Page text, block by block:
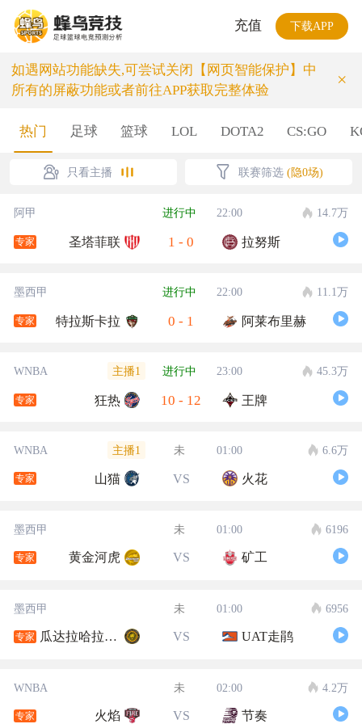
充值 下载APP
如遇网站功能缺失,可尝试关闭【网页智能保护】中
所有的屏蔽功能或者前往APP获取完整体验
×
热门 足球 篮球 LOL DOTA2 CS:GO
只看主播 联赛筛选 (隐0场)
阿甲 进行中 22:00 14.7万
专家 圣塔菲联 1 - 0 拉努斯
墨西甲 进行中 22:00 11.1万
专家 特拉斯卡拉 0 - 1 阿莱布里赫
WNBA 主播1 进行中 23:00 45.3万
专家 狂热 10 - 12 王牌
WNBA 主播1 未 01:00 6.6万
专家 山猫 VS 火花
墨西甲 未 01:00 6196
专家 黄金河虎 VS 矿工
墨西甲 未 01:00 6956
专家 瓜达拉哈拉大学 VS UAT走鹃
WNBA 未 02:00 4.2万
专家 火焰 VS 节奏